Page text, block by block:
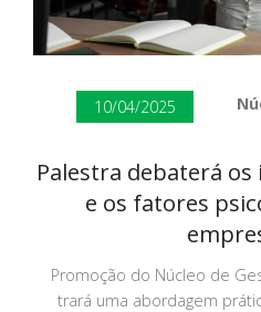
10/04/2025
Palestra debaterá os
e os fatores
Promoção do Núcleo de
trará uma abordagem